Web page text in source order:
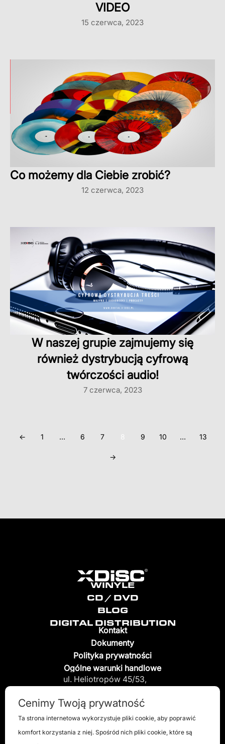
VIDEO
15 czerwca, 2023
Co możemy dla Ciebie zrobić?
12 czerwca, 2023
W naszej grupie zajmujemy się
również dystrybucją cyfrową
twórczości audio!
7 czerwca, 2023
← 1 … 6 7 8 9 10 … 13
→
WINYLE
CD / DVD
BLOG
DIGITAL DISTRIBUTION
Kontakt
Dokumenty
Polityka prywatności
Ogólne warunki handlowe
ul. Heliotropów 45/53,
info@x-disc.pl
+48 885 885 549
Cenimy Twoją prywatność
Ta strona internetowa wykorzystuje pliki cookie, aby poprawić
komfort korzystania z niej. Spośród nich pliki cookie, które są